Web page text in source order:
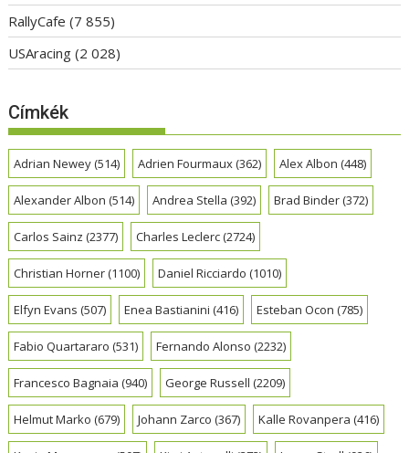
RallyCafe (7 855)
USAracing (2 028)
Címkék
Adrian Newey(514) Adrien Fourmaux(362) Alex Albon (448)
Alexander Albon (514) Andrea Stella (392) Brad Binder(372)
Carlos Sainz (2377) Charles Leclerc(2724)
Christian Horner(1100) Daniel Ricciardo (1010)
Elfyn Evans (507) Enea Bastianini (416) Esteban Ocon (785)
Fabio Quartararo (531) Fernando Alonso (2232)
Francesco Bagnaia (940) George Russell (2209)
Helmut Marko (679) Johann Zarco (367) Kalle Rovanpera (416)